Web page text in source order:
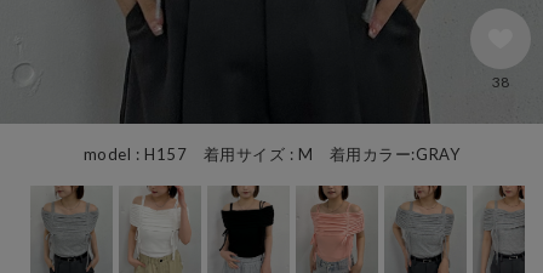
model : H157 着用サイズ : M 着用カラー:GRAY
38